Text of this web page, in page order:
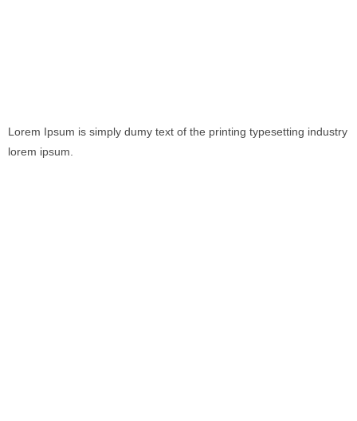
Lorem Ipsum is simply dumy text of the printing typesetting industry
lorem ipsum.